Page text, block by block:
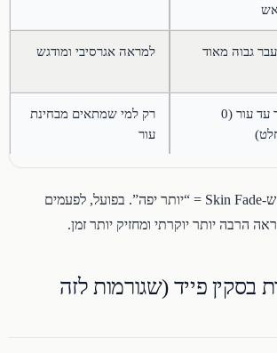
גבוה מאוד למראה אגרסיבי ומודגש
יורד עד עור (0
רק למי שמתאים מבחינת
עור
הרבה גברים חושבים ש-Skin Fade = “יותר יפה”. בפועל, לפעמים
בסקין פייד (שגורמות לזה